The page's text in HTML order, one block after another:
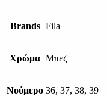
Brands Fila
Χρώμα Μπεζ
Νούμερο 36, 37, 38, 39